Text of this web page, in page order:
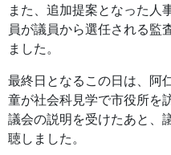
また、追加提案となった人
員が議員から選任される監
ました。
最終日となるこの日は、阿
童が社会科見学で市役所を
議会の説明を受けたあと、
聴しました。